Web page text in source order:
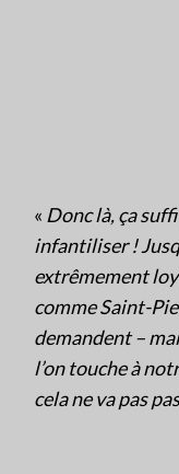
« Donc là, ça
infantiliser !
extrêmement
comme Saint-
demandent –
l’on touche à
cela ne va pas